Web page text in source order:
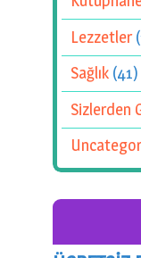
Lezzetler
Sağlık (41)
Sizlerden